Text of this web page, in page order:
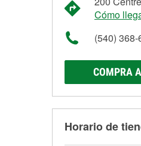
Cómo
(540)
COMPRA
Horario de